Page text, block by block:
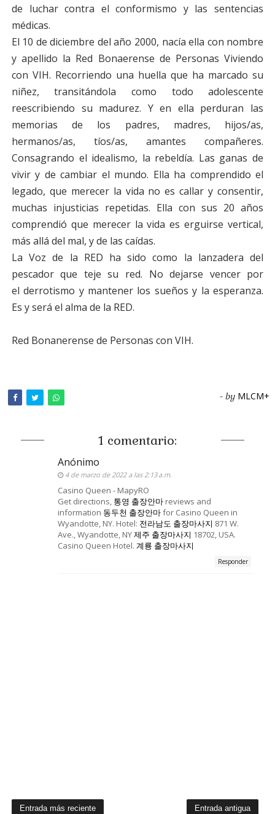
de luchar contra el conformismo y las sentencias
médicas.
El 10 de diciembre del año 2000, nacía ella con nombre
y apellido la Red Bonaerense de PersonasViviendo
con VIH. Recorriendo una huella que ha marcado su
niñez, transitándola como todoadolescente
reescribiendo su madurez. Y en ella perduran las
memorias de los padres, madres, hijos/as,
hermanos/as, tíos/as, amantes compañeres.
Consagrando el idealismo, la rebeldía. Las ganas de
vivir y de cambiar el mundo. Ella ha comprendido el
legado, que merecer la vida no escallar y consentir,
muchas injusticias repetidas. Ella con sus 20 años
comprendió que merecer lavida es erguirse vertical,
más allá del mal, y de las caídas.
La Voz de la RED ha sido como la lanzadera del
pescador que teje su red. No dejarse vencer por
elderrotismo y mantener los sueños y la esperanza.
Es y será el alma de la RED.
Red Bonanerense de Personas con VIH.
- by MLCM+
1 comentario:
Anónimo
4 de marzo de 2022 a las 2:13 a.m.
Casino Queen - MapyRO
Get directions, 통영 출장안마reviews and
information 동두천 출장안마for Casino Queen in
Wyandotte, NY. Hotel: 전라남도 출장마사지 871 W.
Ave., Wyandotte, NY제주 출장마사지 18702, USA.
Casino Queen Hotel. 계룡 출장마사지
Responder
Entrada más reciente Entrada antigua